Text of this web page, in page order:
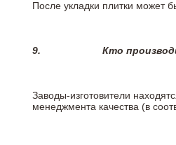
После укладки плитки может
9. Кто
Заводы-изготовители
менеджмента качества (в